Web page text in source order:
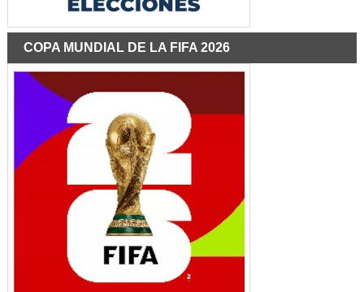
COPA MUNDIAL DE LA FIFA 2026